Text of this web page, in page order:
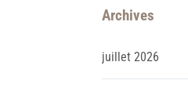
Archives
juillet 2026